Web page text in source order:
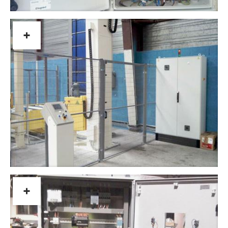
+
Montage/raccordement
de
chaines
automatisées
+
Coffrets
d'automatisation
sur
mesure